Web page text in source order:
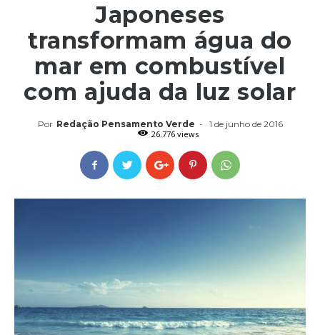
Japoneses
transformam água do
mar em combustível
com ajuda da luz solar
Por Redação Pensamento Verde -
1 de junho de 2016
26.776 views